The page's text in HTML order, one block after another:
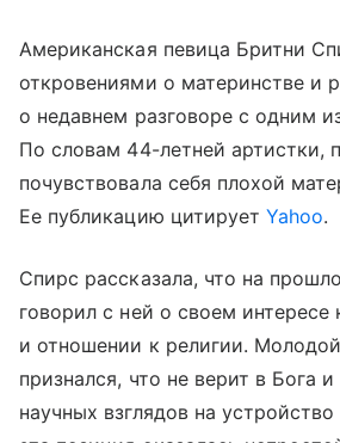
Американская певица Бритни
откровениями о материнстве и
о недавнем разговоре с одним
По словам 44-летней артистки,
почувствовала себя плохой
Ее публикацию цитируетYahoo.
Спирс рассказала, что на
говорил с ней о своем интересе
и отношении к религии.
признался, что не верит в Бога
научных взглядов на